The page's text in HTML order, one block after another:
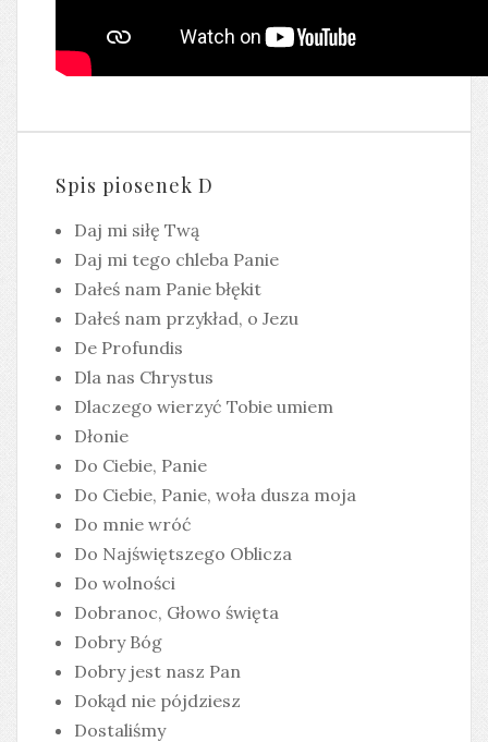
Spis piosenek D
Daj mi siłę Twą
Daj mi tego chleba Panie
Dałeś nam Panie błękit
Dałeś nam przykład, o Jezu
De Profundis
Dla nas Chrystus
Dlaczego wierzyć Tobie umiem
Dłonie
Do Ciebie, Panie
Do Ciebie, Panie, woła dusza moja
Do mnie wróć
Do Najświętszego Oblicza
Do wolności
Dobranoc, Głowo święta
Dobry Bóg
Dobry jest nasz Pan
Dokąd nie pójdziesz
Dostaliśmy